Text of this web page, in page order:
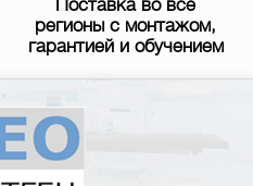
Поставка во все
регионы с монтажом,
гарантией и обучением